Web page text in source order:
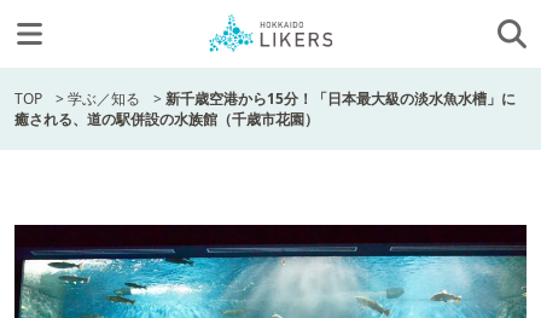
TOP >学ぶ／知る >新千歳空港から15分！「日本最大級の淡水魚水槽」に
癒される、道の駅併設の水族館（千歳市花園）